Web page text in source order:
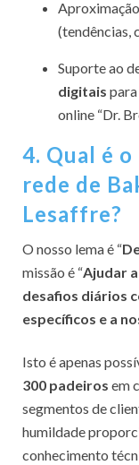
(tendências,
Suporte ao
digitais
online “Dr.
4. Qual é
rede de
Lesaffre?
O nosso lema é “
missão é “Ajudar
desafios diários
específicos e a
Isto é apenas
300 padeiros em
segmentos de
humildade
conhecimento